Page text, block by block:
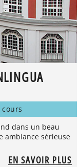
dans un beau
ambiance sérieuse
EN SAVOIR PLUS